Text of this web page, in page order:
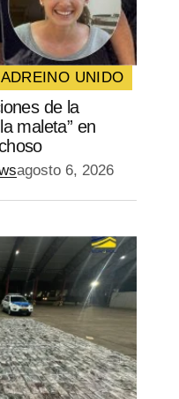
REINO UNIDO
de la
maleta” en
agosto 6, 2026